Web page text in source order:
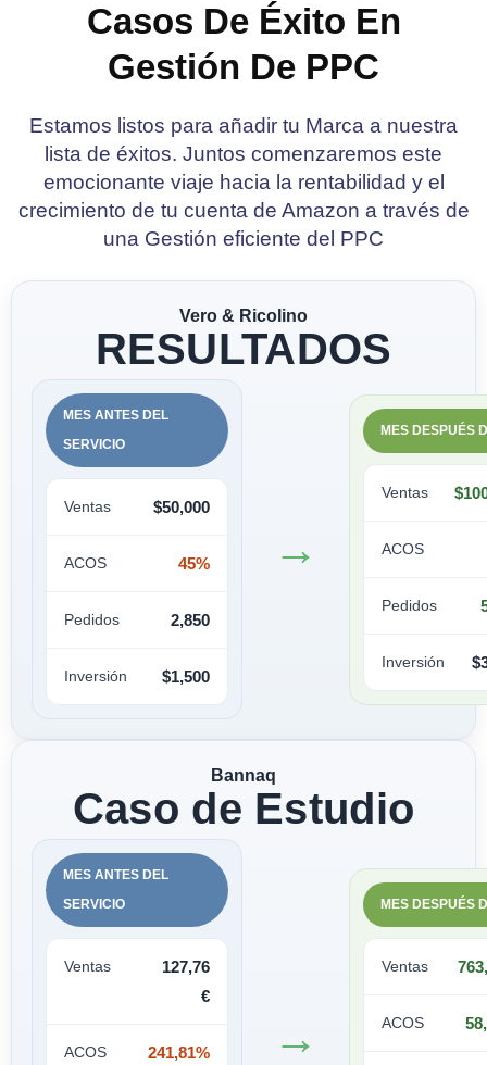
Casos De Éxito En
Gestión De PPC
Estamos listos para añadir tu Marca a nuestra
lista de éxitos. Juntos comenzaremos este
emocionante viaje hacia la rentabilidad y el
crecimiento de tu cuenta de Amazon a través de
una Gestión eficiente del PPC
Vero & Ricolino
RESULTADOS
MES ANTES DEL
SERVICIO
Ventas $50,000
ACOS 45%
Pedidos 2,850
Inversión $1,500
→
MES DESPUÉS
Ventas
ACOS
Pedidos
Inversión
Bannaq
Caso de Estudio
MES ANTES DEL
SERVICIO
Ventas
127,76
€
ACOS 241,81% →
MES DESPUÉS
Ventas
ACOS